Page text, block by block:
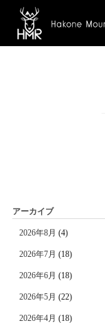
アーカイブ
2026年8月 (4)
2026年7月 (18)
2026年6月 (18)
2026年5月 (22)
2026年4月 (18)